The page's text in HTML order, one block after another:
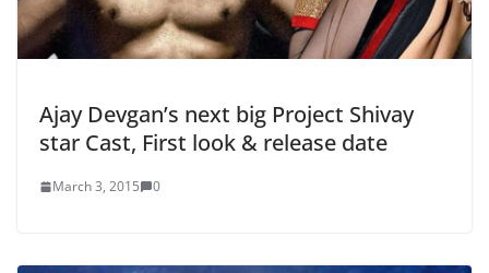
Ajay Devgan’s next big Project Shivay
star Cast, First look & release date
March 3, 2015 0